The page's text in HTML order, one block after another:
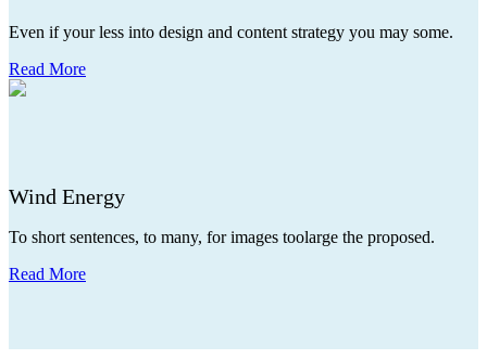
Even if your less into design and content strategy you may some.
Read More
Wind Energy
To short sentences, to many, for images toolarge the proposed.
Read More